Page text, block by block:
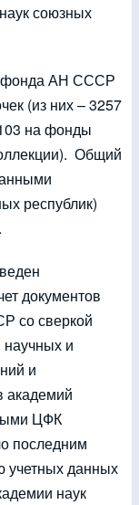
союзных
фонда АН СССР
(из них – 3257
на фонды
Общий
республик)
документов
со сверкой
и
и
академий
ЦФК
последним
учетных данных
наук